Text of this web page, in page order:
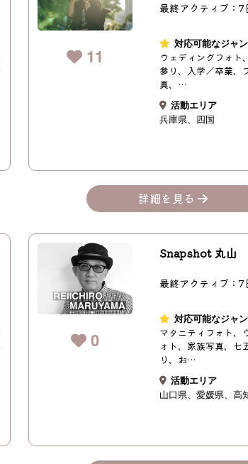
11
最終アクティブ：7
対応可能なジャ
ウェディングフォト
参り、入学／卒業、
真、…
活動エリア
兵庫県
四国
詳細を見る
0
Snapshot 丸山
最終アクティブ：7
対応可能なジャ
マタニティフォト、
ォト、家族写真、七
り、お…
活動エリア
山口県
愛媛県 高